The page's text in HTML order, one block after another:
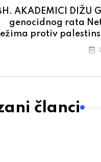
AKADEMICI DIŽU
genocidnog rata
protiv
članci